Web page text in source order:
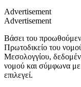
Advertisement
Advertisement
Βάσει του
Πρωτοδικείο του νομού
Μεσολογγίου,
νομού και σύμφωνα με
επιλεγεί.